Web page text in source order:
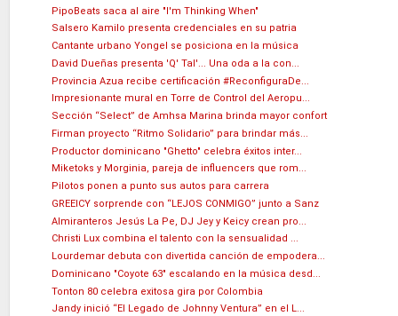
PipoBeats saca al aire "I'm Thinking When"
Salsero Kamilo presenta credenciales en su patria
Cantante urbano Yongel se posiciona en la música
David Dueñas presenta 'Q' Tal'... Una oda a la con...
Provincia Azua recibe certificación #ReconfiguraDe...
Impresionante mural en Torre de Control del Aeropu...
Sección “Select” de Amhsa Marina brinda mayor confort
Firman proyecto “Ritmo Solidario” para brindar más...
Productor dominicano "Ghetto" celebra éxitos inter...
Miketoks y Morginia, pareja de influencers que rom...
Pilotos ponen a punto sus autos para carrera
GREEICY sorprende con “LEJOS CONMIGO” junto a Sanz
Almiranteros Jesús La Pe, DJ Jey y Keicy crean pro...
Christi Lux combina el talento con la sensualidad ...
Lourdemar debuta con divertida canción de empodera...
Dominicano "Coyote 63" escalando en la música desd...
Tonton 80 celebra exitosa gira por Colombia
Jandy inició “El Legado de Johnny Ventura” en el L...